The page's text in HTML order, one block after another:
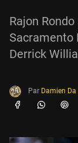
Rajon
Sacramento
Derrick
Par Damien Da